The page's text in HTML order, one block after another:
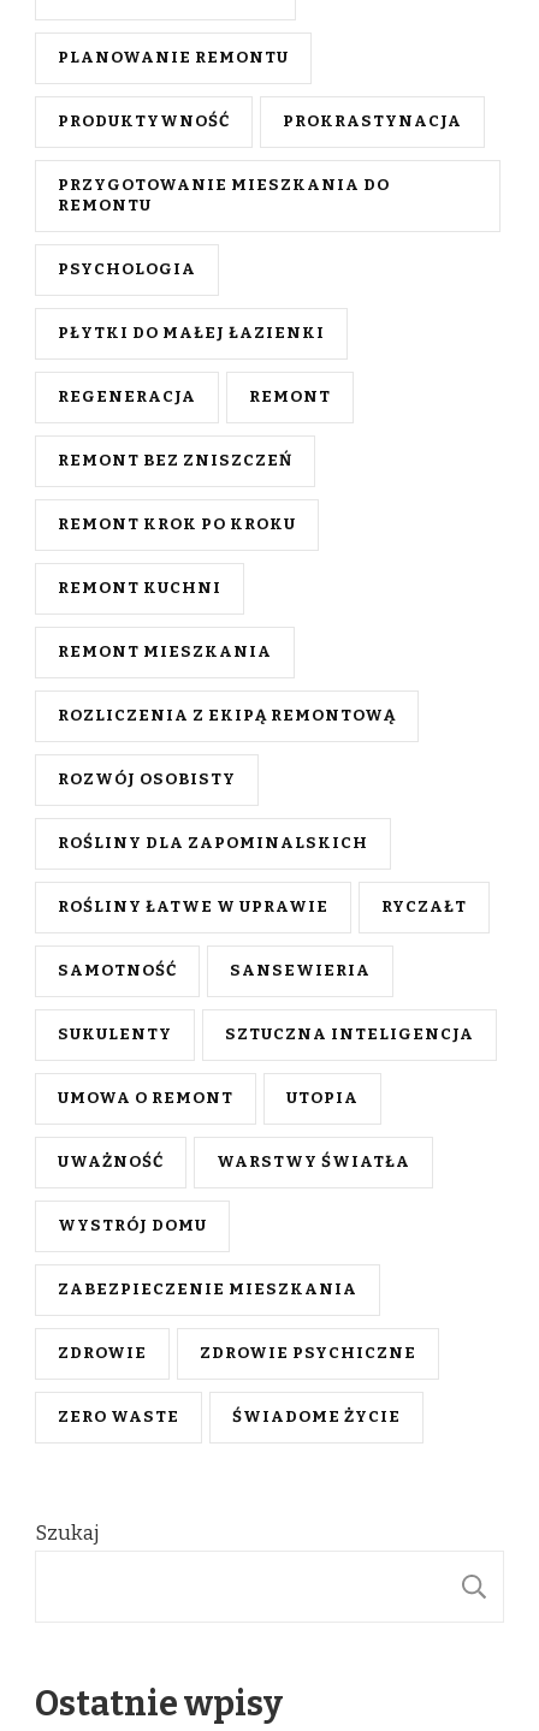
PLANOWANIE REMONTU
PRODUKTYWNOŚĆ PROKRASTYNACJA
PRZYGOTOWANIE MIESZKANIA DO
REMONTU
PSYCHOLOGIA
PŁYTKI DO MAŁEJ ŁAZIENKI
REGENERACJA REMONT
REMONT BEZ ZNISZCZEŃ
REMONT KROK PO KROKU
REMONT KUCHNI
REMONT MIESZKANIA
ROZLICZENIA Z EKIPĄ REMONTOWĄ
ROZWÓJ OSOBISTY
ROŚLINY DLA ZAPOMINALSKICH
ROŚLINY ŁATWE W UPRAWIE RYCZAŁT
SAMOTNOŚĆ SANSEWIERIA
SUKULENTY SZTUCZNA INTELIGENCJA
UMOWA O REMONT UTOPIA
UWAŻNOŚĆ WARSTWY ŚWIATŁA
WYSTRÓJ DOMU
ZABEZPIECZENIE MIESZKANIA
ZDROWIE ZDROWIE PSYCHICZNE
ZERO WASTE ŚWIADOME ŻYCIE
Szukaj
Ostatnie wpisy